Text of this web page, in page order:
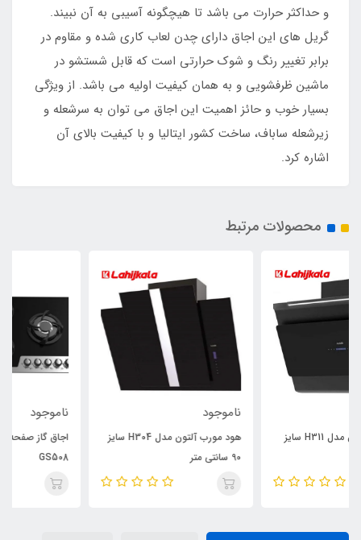
و حداکثر حرارت می باشد تا هیچگونه آسیبی به آن نبیند.
گریل های این اجاق دارای چدن لعاب کاری شده و مقاوم در
برابر تغییر رنگ و شوک حرارتی است که قابل شستشو در
ماشین ظرفشویی و به همان کیفیت اولیه می باشد. از ویژگی
بسیار خوب و حائز اهمیت این اجاق می توان به سرشعله و
زیرشعله ساباف، ساخت کشور ایتالیا و با کیفیت بالای آن
اشاره کرد.
محصولات مرتبط
هود مورب آلتون مدل H304 سایز
اجاق گاز صفحه ای آلتون مدل